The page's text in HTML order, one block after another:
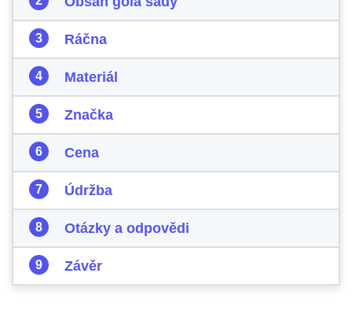
Ráčna
Materiál
Značka
Cena
Údržba
Otázky a odpovědi
Závěr